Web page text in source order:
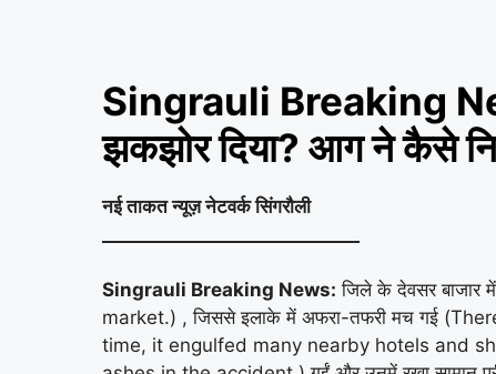
Singrauli Breaking
झकझोर दिया? आग ने कैसे
नई ताकत न्यूज़ नेटवर्क सिंगरौली
Singrauli Breaking News: जिले के देवसर
market.) , जिससे इलाके में अफरा-तफरी मच गई
time, it engulfed many nearby hotels and